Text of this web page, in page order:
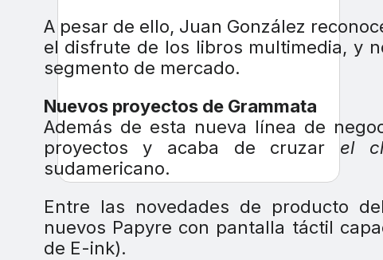
A pesar de ello, Juan González
el disfrute de los libros multimedia, y
segmento de mercado.
Nuevos proyectos de Grammata
Además de esta nueva línea de
proyectos y acaba de cruzar el
sudamericano.
Entre las novedades de producto
nuevos Papyre con pantalla táctil
de E-ink).